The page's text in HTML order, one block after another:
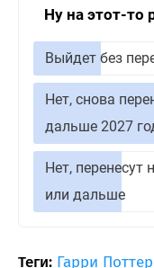
Ну на этот-то
Выйдет без
Нет, снова
дальше 2027
Нет, перенесут
или дальше
Теги: Гарри